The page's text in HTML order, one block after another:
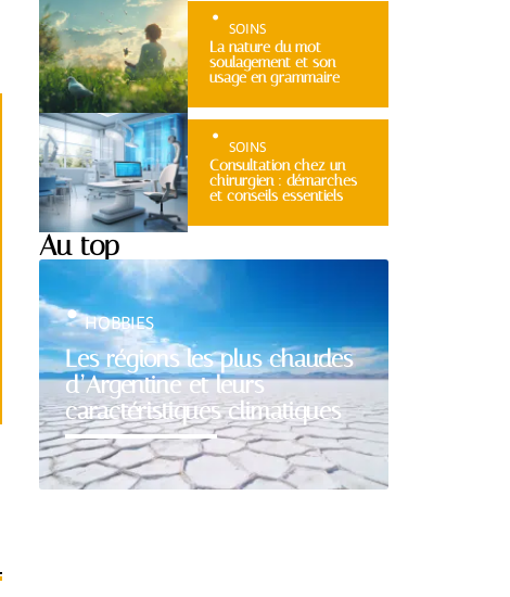
SOINS
La nature du mot
soulagement et son
usage en grammaire
SOINS
Consultation chez un
chirurgien : démarches
et conseils essentiels
Au top
Les régions les plus chaudes
d’Argentine et leurs
caractéristiques climatiques
HOBBIES